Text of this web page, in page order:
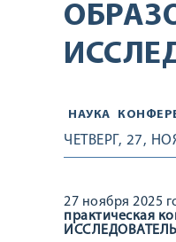
НАУКА
ЧЕТВЕРГ, 27,
27 ноября 2025
практическая